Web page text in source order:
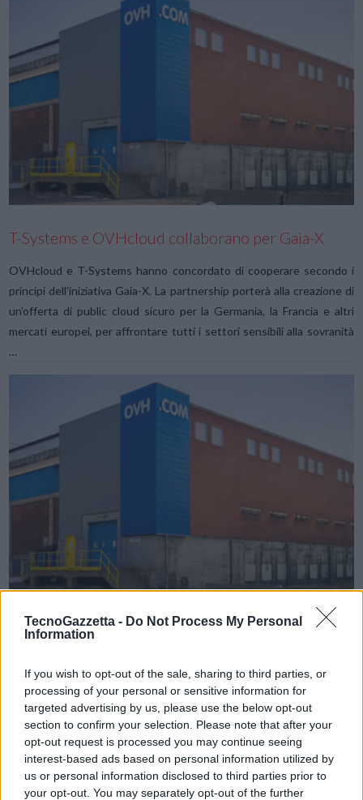
TecnoGazzetta - Do Not Process My Personal
Information
If you wish to opt-out of the sale, sharing to third parties, or
processing of your personal or sensitive information for
targeted advertising by us, please use the below opt-out
section to confirm your selection. Please note that after your
opt-out request is processed you may continue seeing
interest-based ads based on personal information utilized by
us or personal information disclosed to third parties prior to
your opt-out. You may separately opt-out of the further
VIEW POST
T-Systems e OVHcloud collaborano per Gaia-X
OVHcloud e T-Systems hanno concordato di cooperare secondo i
principi dell’iniziativa Gaia-X. La partnership porterà alla creazione di
un’offerta di public cloud sicuro per la Germania, la Francia e altri
mercati europei, per affrontare tutti i settori sensibili alla sovranità
…
OVHcloud Healthcare: una soluzione Hosted
settore sanitario italiano
Il provider di servizi cloud leader in Europa è pronto a offrire i suoi
servizi hybrid cloud più sicuri, resilienti e scalabili alle organizzazioni
che ospitano dati sanitari sui pazienti italiani Nel settore sanitario
l’adozione di soluzioni innovative richiede potenza …